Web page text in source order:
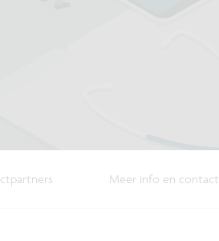
Meer info en contact